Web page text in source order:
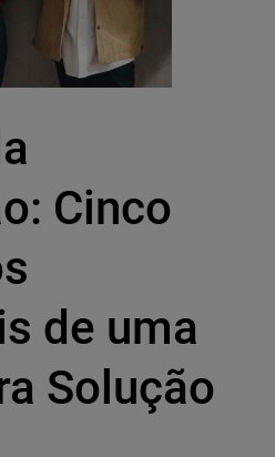
Cinco
de uma
Solução